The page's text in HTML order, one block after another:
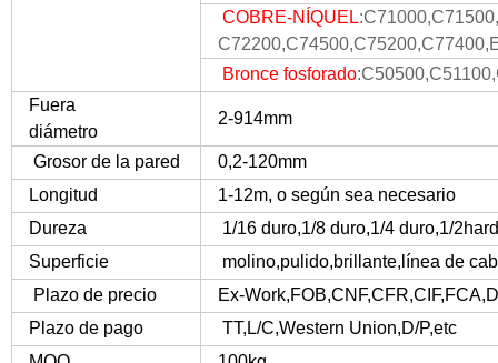
COBRE-NÍQUEL
Bronce fosforado
Fuera
diámetro
2-914mm
Grosor de la pared
0,2-120mm
Longitud
1-12m, o según sea necesario
Dureza
1/16 duro,1/8 duro,1/4 duro,1/
Superficie
molino,pulido,brillante,línea de
Plazo de precio
Ex-
Plazo de pago
TT,L/C,Western Union,D/P,etc